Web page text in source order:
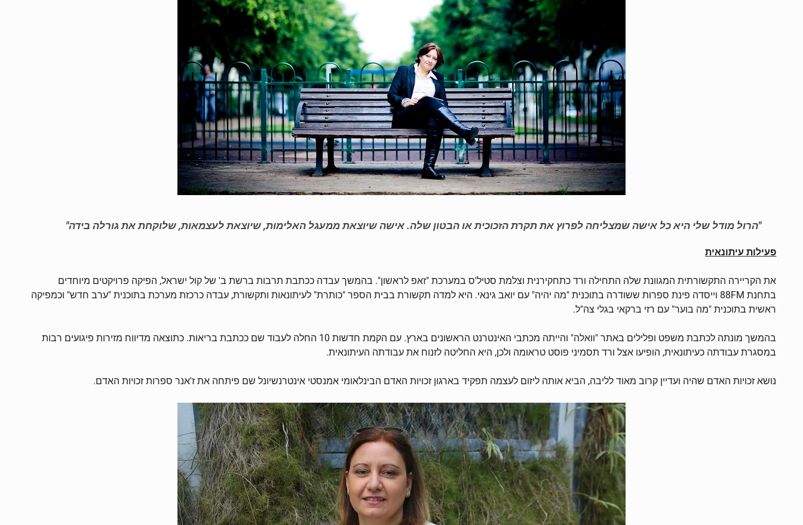
"הרול מודל שלי היא כל אישה שמצליחה לפרוץ את תקרת הזכוכית או הבטון שלה. אישה שיוצאת ממעגל האלימות, שיוצאת לעצמאות, שלוקחת את גורלה בידה"
פעילות עיתונאית
את הקריירה התקשורתית המגוונת שלה התחילה ורד כתחקירנית וצלמת סטיל'ס במערכת "זאפ לראשון". בהמשך עבדה ככתבת תרבות ברשת ב' של קול ישראל, הפיקה פרויקטים מיוחדים
בתחנת 88FM וייסדה פינת ספרות ששודרה בתוכנית "מה יהיה" עם יואב גינאי. היא למדה תקשורת בבית הספר "כותרת" לעיתונאות ותקשורת, עבדה כרכזת מערכת בתוכנית "ערב חדש" וכמפיקה
ראשית בתוכנית "מה בוער" עם רזי ברקאי בגלי צה"ל.
בהמשך מונתה לכתבת משפט ופלילים באתר "וואלה" והייתה מכתבי האינטרנט הראשונים בארץ. עם הקמת חדשות 10 החלה לעבוד שם ככתבת בריאות. כתוצאה מדיווח מזירות פיגועים רבות
במסגרת עבודתה כעיתונאית, הופיעו אצל ורד תסמיני פוסט טראומה ולכן, היא החליטה לזנוח את עבודתה העיתונאית.
נושא זכויות האדם שהיה ועדיין קרוב מאוד לליבה, הביא אותה ליזום לעצמה תפקיד בארגון זכויות האדם הבינלאומי אמנסטי אינטרנשיונל שם פיתחה את ז'אנר ספרות זכויות האדם.